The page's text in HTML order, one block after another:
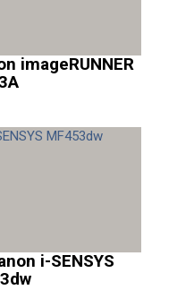
imageRUNNER
i-SENSYS